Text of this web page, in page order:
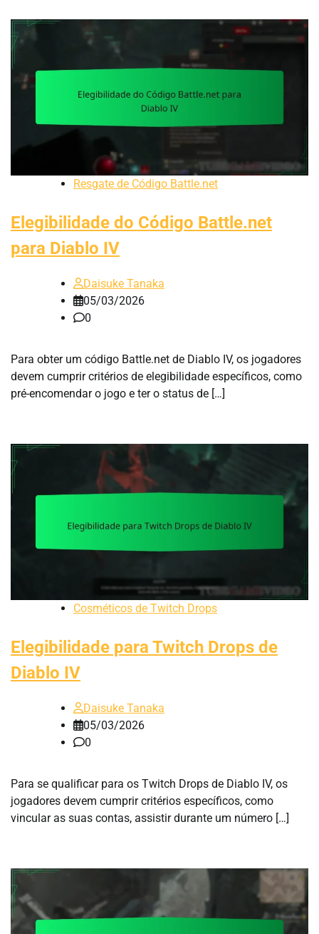
Resgate de Código Battle.net
Elegibilidade do Código Battle.net
para Diablo IV
Daisuke Tanaka
05/03/2026
0
Para obter um código Battle.net de Diablo IV, os jogadores
devem cumprir critérios de elegibilidade específicos, como
pré-encomendar o jogo e ter o status de […]
Cosméticos de Twitch Drops
Elegibilidade para Twitch Drops de
Diablo IV
Daisuke Tanaka
05/03/2026
0
Para se qualificar para os Twitch Drops de Diablo IV, os
jogadores devem cumprir critérios específicos, como
vincular as suas contas, assistir durante um número […]